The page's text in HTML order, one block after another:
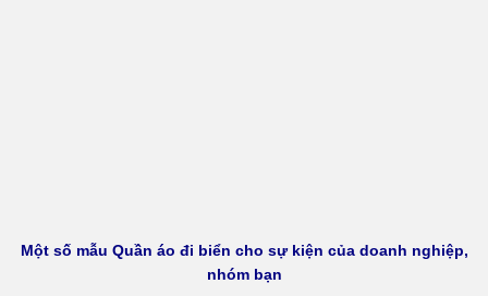
Một số mẫu Quần áo đi biển cho sự kiện của doanh nghiệp,
nhóm bạn